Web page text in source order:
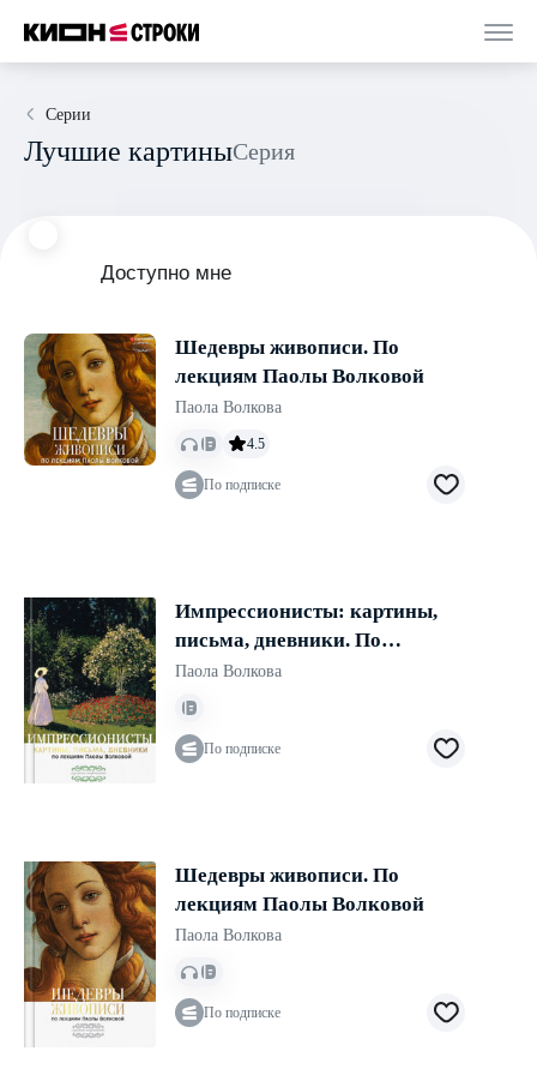
Серии
Лучшие картины Серия
Доступно мне
Шедевры живописи. По
лекциям Паолы Волковой
Паола Волкова
4.5
По подписке
Импрессионисты: картины,
письма, дневники. По
лекциям Паолы Волковой
Паола Волкова
По подписке
Шедевры живописи. По
лекциям Паолы Волковой
Паола Волкова
По подписке